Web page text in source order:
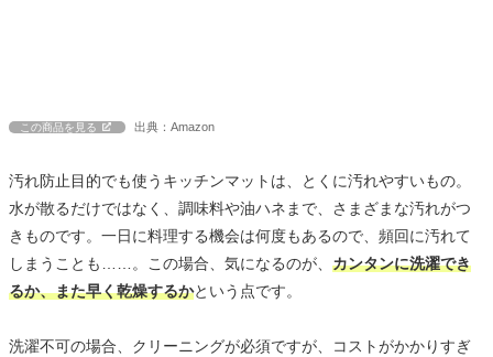
この商品を見る 出典：Amazon
汚れ防止目的でも使うキッチンマットは、とくに汚れやすいもの。
水が散るだけではなく、調味料や油ハネまで、さまざまな汚れがつ
きものです。一日に料理する機会は何度もあるので、頻回に汚れて
しまうことも……。この場合、気になるのが、 カンタンに洗濯でき
るか、また早く乾燥するかという点です。
洗濯不可の場合、クリーニングが必須ですが、コストがかかりすぎ